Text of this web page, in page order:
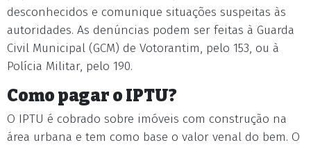
desconhecidos e comunique situações suspeitas às
autoridades. As denúncias podem ser feitas à Guarda
Civil Municipal (GCM) de Votorantim, pelo 153, ou à
Polícia Militar, pelo 190.
Como pagar o IPTU?
O IPTU é cobrado sobre imóveis com construção na
área urbana e tem como base o valor venal do bem. O